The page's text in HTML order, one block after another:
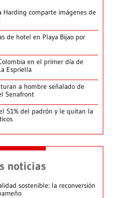
Harding comparte imágenes de
de hotel en Playa Bijao por
en el primer día de
Espriella
a hombre señalado de
Senafront
51% del padrón y le quitan la
noticias
sostenible: la reconversión